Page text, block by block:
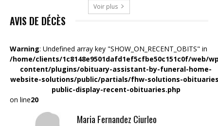
Voir plus
AVIS DE DÉCÈS
Warning: Undefined array key "SHOW_ON_RECENT_OBITS" in
/home/clients/1c8148e9501dafd1ef5cfbe50c151c0f/web/
content/plugins/obituary-assistant-by-funeral-home-
website-solutions/public/partials/fhw-solutions-
public-display-recent-obituaries.php
on line20
Maria Fernandez Ciurleo